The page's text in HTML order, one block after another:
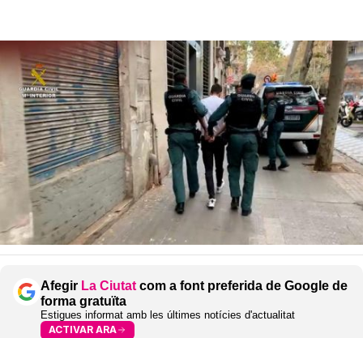
Afegir La Ciutat com a font preferida de Google de
forma gratuïta
Estigues informat amb les últimes notícies d'actualitat
ACTIVAR ARA